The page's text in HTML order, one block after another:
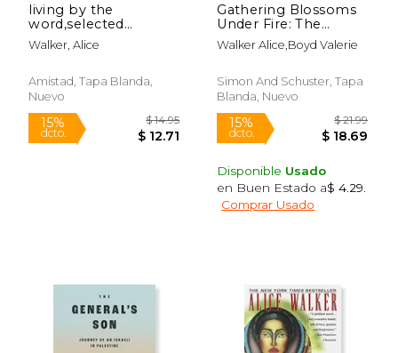
15%
living by the
word,selected
writings 1973-1987
(en Inglés)
Walker, Alice
Amistad, Tapa Blanda,
Nuevo
Gathering Blossoms
Under Fire: The
Journals of Alice
Walker, 1965–2000
Walker Alice,Boyd Valerie
Simon And Schuster, Tapa
Blanda, Nuevo
Disponible Usado
en Buen Estado a$ 4.29
Comprar Usado